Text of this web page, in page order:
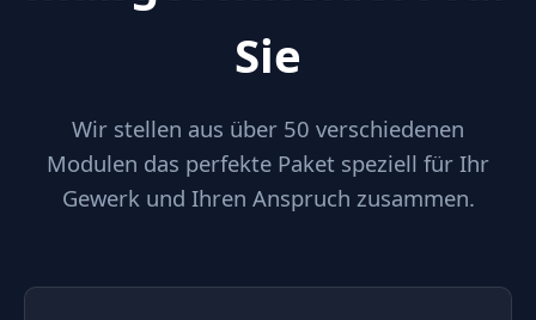
Sie
Wir stellen aus über 50 verschiedenen
Modulen das perfekte Paket speziell für Ihr
Gewerk und Ihren Anspruch zusammen.